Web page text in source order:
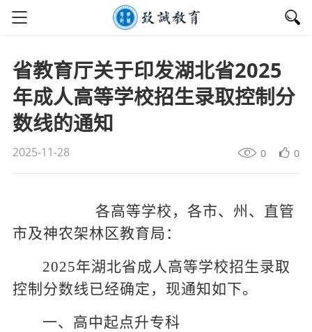
省教育厅关于印发湖北省2025
年成人高等学校招生录取控制分
数线的通知
2025-11-28 0 0
各高等学校，各市、州、直管
市及神农架林区教育局：
2025年湖北省成人高等学校招生录取
控制分数线已经确定，现通知如下。
一、高中起点升专科